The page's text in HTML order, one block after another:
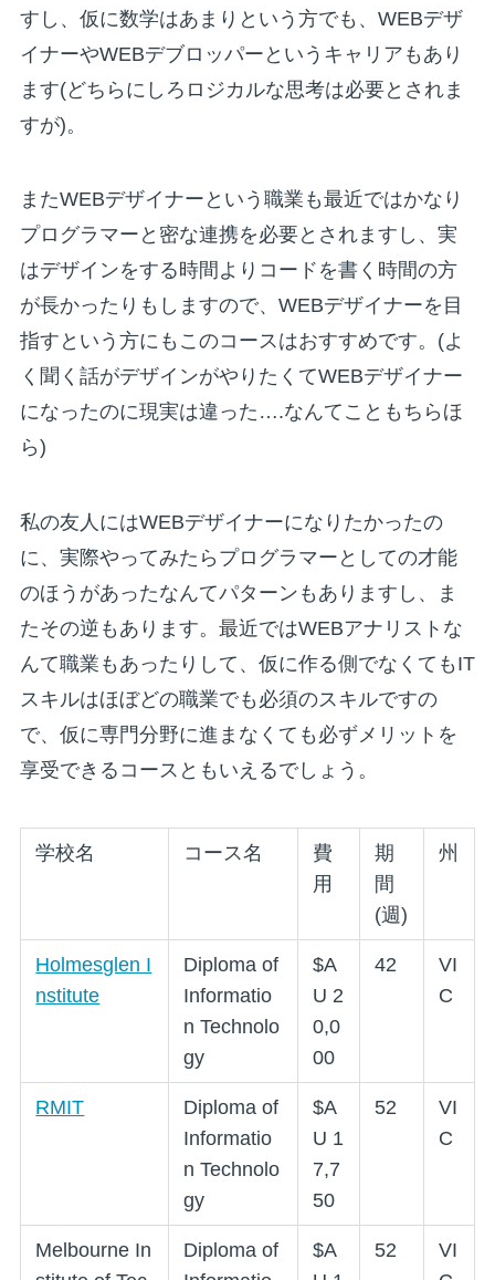
すし、仮に数学はあまりという方でも、WEBデザ
イナーやWEBデブロッパーというキャリアもあり
ます(どちらにしろロジカルな思考は必要とされま
すが)。
またWEBデザイナーという職業も最近ではかなり
プログラマーと密な連携を必要とされますし、実
はデザインをする時間よりコードを書く時間の方
が長かったりもしますので、WEBデザイナーを目
指すという方にもこのコースはおすすめです。(よ
く聞く話がデザインがやりたくてWEBデザイナー
になったのに現実は違った….なんてこともちらほ
ら)
私の友人にはWEBデザイナーになりたかったの
に、実際やってみたらプログラマーとしての才能
のほうがあったなんてパターンもありますし、ま
たその逆もあります。最近ではWEBアナリストな
んて職業もあったりして、仮に作る側でなくてもIT
スキルはほぼどの職業でも必須のスキルですの
で、仮に専門分野に進まなくても必ずメリットを
享受できるコースともいえるでしょう。
学校名 コース名
費
用
期
間
(週)
州
Holmesglen I
nstitute
Diploma of
Informatio
n Technolo
gy
$A
U 2
0,0
00
42
VI
C
RMIT
Diploma of
Informatio
n Technolo
gy
$A
U 1
7,7
50
52
VI
C
Melbourne In
Diploma of
$A
52
VI